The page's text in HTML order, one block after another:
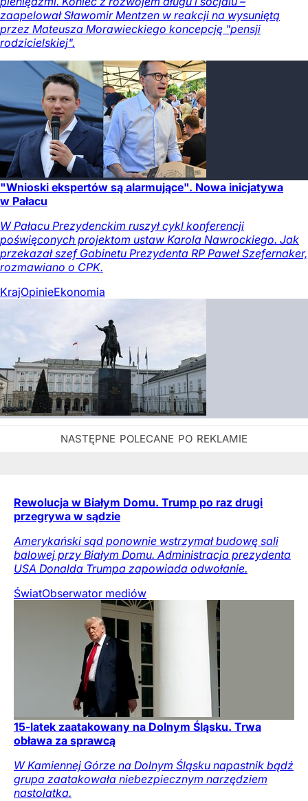
zaapelował Sławomir Mentzen w reakcji na wysuniętą
przez Mateusza Morawieckiego koncepcję "pensji
rodzicielskiej".
"Wnioski ekspertów są alarmujące". Nowa inicjatywa
w Pałacu
W Pałacu Prezydenckim ruszył cykl konferencji
poświęconych projektom ustaw Karola Nawrockiego. Jak
przekazał szef Gabinetu Prezydenta RP Paweł Szefernaker,
rozmawiano o CPK.
KrajOpinieEkonomia
Rewolucja w Białym Domu. Trump po raz drugi
przegrywa w sądzie
Amerykański sąd ponownie wstrzymał budowę sali
balowej przy Białym Domu. Administracja prezydenta
USA Donalda Trumpa zapowiada odwołanie.
ŚwiatObserwator mediów
15-latek zaatakowany na Dolnym Śląsku. Trwa
obława za sprawcą
W Kamiennej Górze na Dolnym Śląsku napastnik bądź
grupa zaatakowała niebezpiecznym narzędziem
nastolatka.